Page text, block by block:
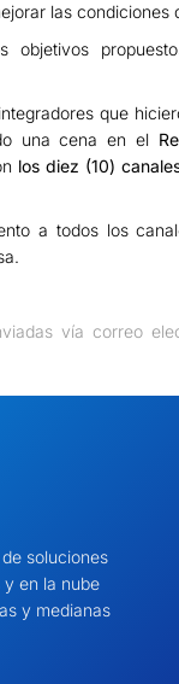
las condiciones
objetivos
que
una cena en el
los diez (10)
a todos los
vía correo
soluciones
y en la nube
y medianas